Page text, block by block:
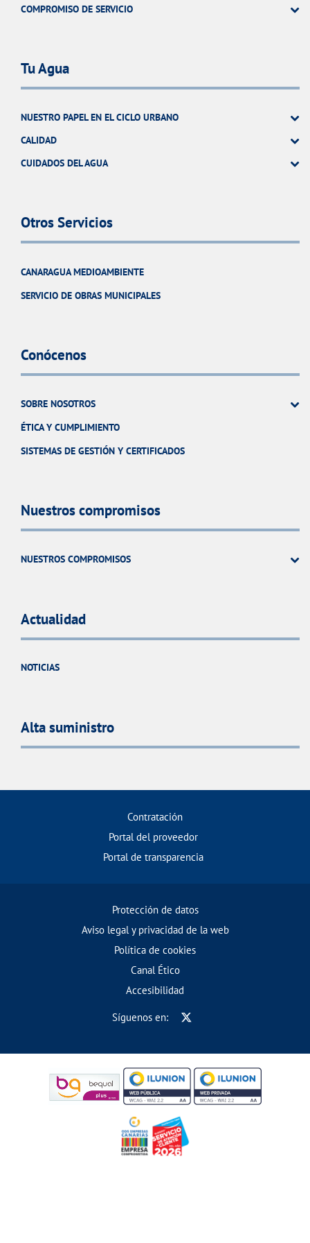
COMPROMISO DE SERVICIO
Tu Agua
NUESTRO PAPEL EN EL CICLO URBANO
CALIDAD
CUIDADOS DEL AGUA
Otros Servicios
CANARAGUA MEDIOAMBIENTE
SERVICIO DE OBRAS MUNICIPALES
Conócenos
SOBRE NOSOTROS
ÉTICA Y CUMPLIMIENTO
SISTEMAS DE GESTIÓN Y CERTIFICADOS
Nuestros compromisos
NUESTROS COMPROMISOS
Actualidad
NOTICIAS
Alta suministro
Contratación
Portal del proveedor
Portal de transparencia
Protección de datos
Aviso legal y privacidad de la web
Política de cookies
Canal Ético
Accesibilidad
Síguenos en: